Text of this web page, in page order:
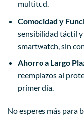
multitud.
Comodidad y
sensibilidad táctil y
smartwatch, sin
Ahorro a Largo
reemplazos al
primer día.
No esperes más para